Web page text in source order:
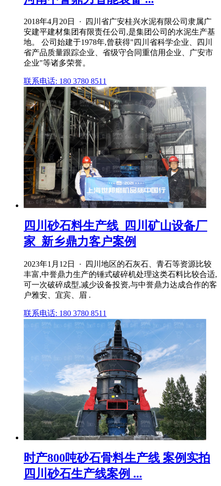
2018年4月20日 · 四川省广安桂兴水泥有限公司隶属广
安建平建材集团有限责任公司,是集团公司的水泥生产基
地。 公司始建于1978年,曾获得"四川省科学企业、四川
省产品质量跟踪企业、省级守合同重信用企业、广安市
企业"等诸多荣誉。
联系电话: 180 3780 8511
四川砂石料生产线_四川矿山设备厂
家_新乡鼎力客户案例
2023年1月12日 · 四川地区的石灰石、青石等资源比较
丰富,中誉鼎力生产的锤式破碎机处理这类石料比较合适,
可一次破碎成型,减少设备投资,与中誉鼎力达成合作的客
户雅安、宜宾、眉 .
联系电话: 180 3780 8511
时产800吨砂石骨料生产线 案例实拍
四川砂石生产线案例 ...